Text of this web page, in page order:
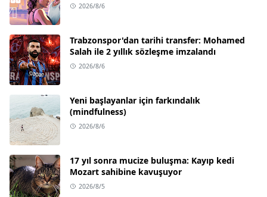
2026/8/6
Trabzonspor'dan tarihi transfer: Mohamed
Salah ile 2 yıllık sözleşme imzalandı
2026/8/6
Yeni başlayanlar için farkındalık
(mindfulness)
2026/8/6
17 yıl sonra mucize buluşma: Kayıp kedi
Mozart sahibine kavuşuyor
2026/8/5